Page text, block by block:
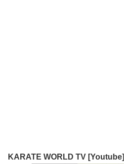
KARATE WORLD TV [Youtube]